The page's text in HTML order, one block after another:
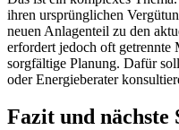
ihren ursprünglichen
neuen Anlagenteil zu den
erfordert jedoch oft getrennte
sorgfältige Planung. Dafür
oder Energieberater
Fazit und nächste